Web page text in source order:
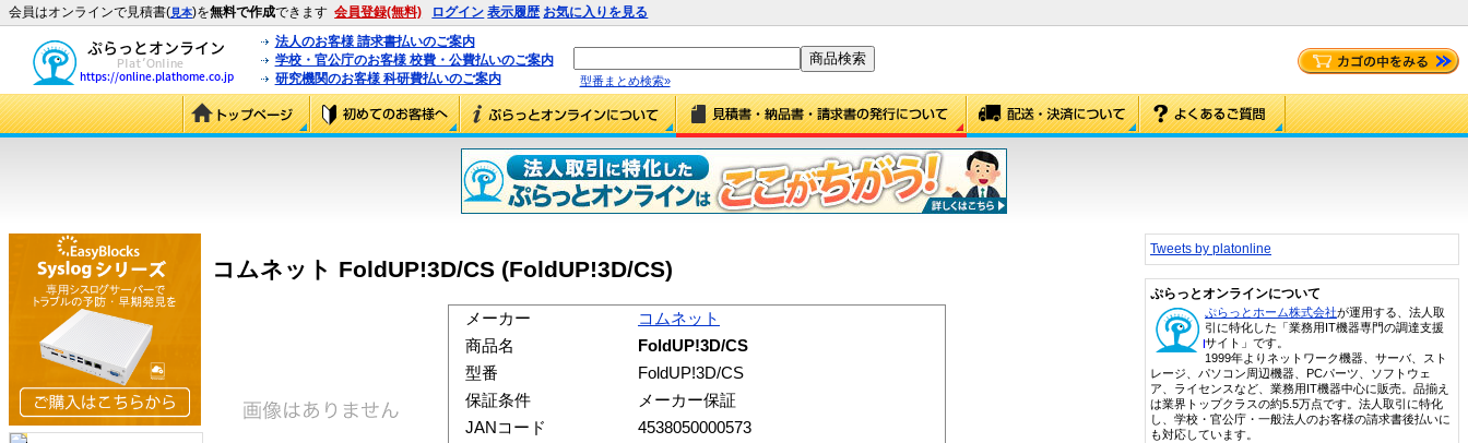
会員はオンラインで見積書(見本)を無料で作成できます 会員登録(無料) ログイン 表示履歴 お気に入りを見る
法人のお客様 請求書払いのご案内
学校・官公庁のお客様 校費・公費払いのご案内
研究機関のお客様 科研費払いのご案内
型番まとめ検索»
コムネット FoldUP!3D/CS (FoldUP!3D/CS)
メーカー
コムネット
商品名
FoldUP!3D/CS
型番
FoldUP!3D/CS
保証条件
メーカー保証
JANコード
4538050000573
Tweets by platonline
ぷらっとオンラインについて
ぷらっとホーム株式会社が運用する、法人取
引に特化した「業務用IT機器専門の調達支援
サイト」です。
1999年よりネットワーク機器、サーバ、スト
レージ、パソコン周辺機器、PCパーツ、ソフトウェ
ア、ライセンスなど、業務用IT機器中心に販売。品揃え
は業界トップクラスの約5.5万点です。法人取引に特化
し、学校・官公庁・一般法人のお客様の請求書後払いに
も対応しています。